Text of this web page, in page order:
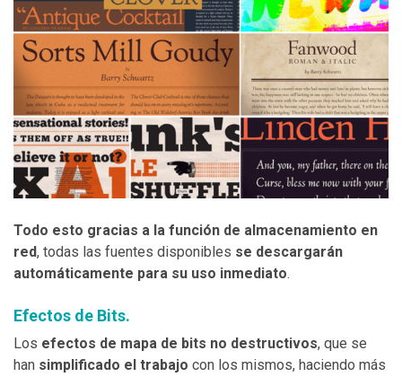
Todo esto gracias a la función de almacenamiento en
red, todas las fuentes disponibles se descargarán
automáticamente para su uso inmediato.
Efectos de Bits.
Los efectos de mapa de bits no destructivos, que se
han simplificado el trabajo con los mismos, haciendo más